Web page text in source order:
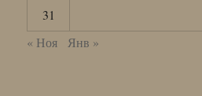
31
« Ноя
Янв »